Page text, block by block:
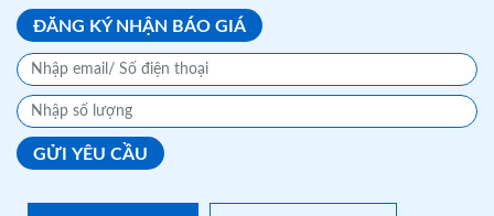
ĐĂNG KÝ NHẬN BÁO GIÁ
GỬI YÊU CẦU